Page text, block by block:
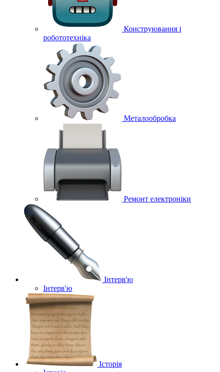
Конструювання і
робототехніка
Металообробка
Ремонт електроніки
Інтерв'ю
Інтерв'ю
Історія